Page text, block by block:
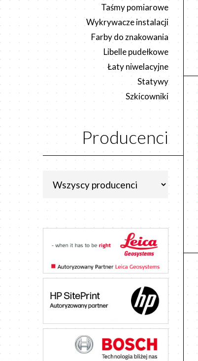
Taśmy pomiarowe
Wykrywacze instalacji
Farby do znakowania
Libelle pudełkowe
Łaty niwelacyjne
Statywy
Szkicowniki
Producenci